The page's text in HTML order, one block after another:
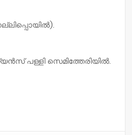
പള്ളി സെമിത്തേരിയിൽ.